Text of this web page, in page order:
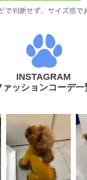
INSTAGRAM
ァッションコーデ一